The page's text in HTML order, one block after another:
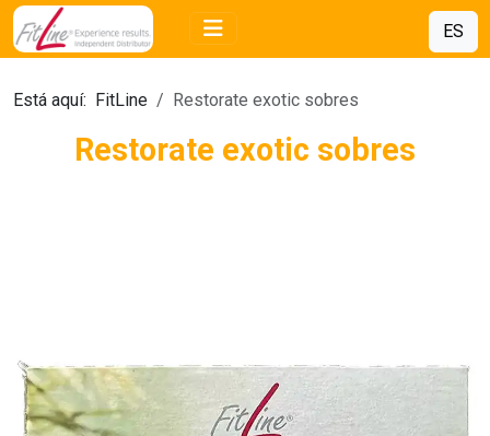
ES
Está aquí: FitLine Restorate exotic sobres
Restorate exotic sobres